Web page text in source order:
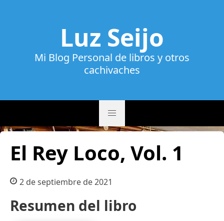
Luz Seijo
Mi Blog Personal de libros y otros
cachivaches
El Rey Loco, Vol. 1
2 de septiembre de 2021
Resumen del libro